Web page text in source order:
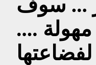
... سوف
....